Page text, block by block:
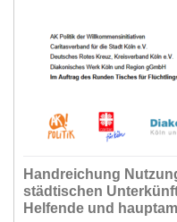
Handreichung
städtischen
Helfende und